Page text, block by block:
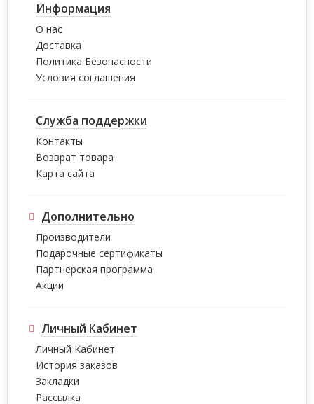
Информация
О нас
Доставка
Политика Безопасности
Условия соглашения
Служба поддержки
Контакты
Возврат товара
Карта сайта
Дополнительно
Производители
Подарочные сертификаты
Партнерская программа
Акции
Личный Кабинет
Личный Кабинет
История заказов
Закладки
Рассылка